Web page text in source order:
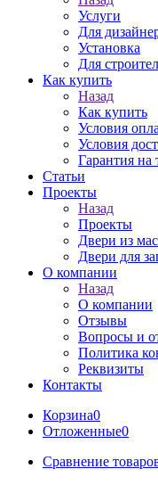
Услуги
Для
Установка
Для
Как купить
Назад
Как купить
Условия
Условия
Гарантия на
Статьи
Проекты
Назад
Проекты
Двери из
Двери для
О компании
Назад
О компании
Отзывы
Вопросы и
Политика
Реквизиты
Контакты
Корзина0
Отложенные0
Сравнение